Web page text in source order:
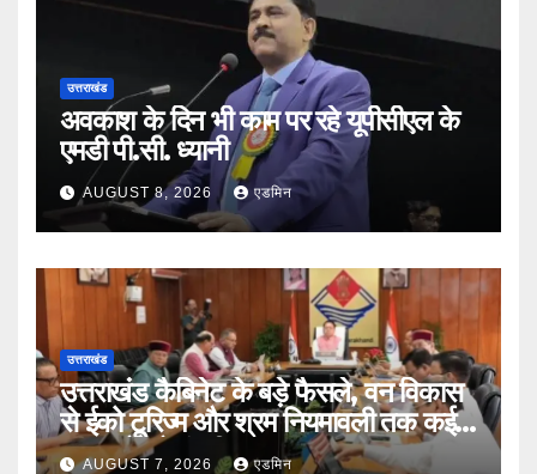
उत्तराखंड
अवकाश के दिन भी काम पर रहे यूपीसीएल के
एमडी पी.सी. ध्यानी
AUGUST 8, 2026 एडमिन
उत्तराखंड
उत्तराखंड कैबिनेट के बड़े फैसले, वन विकास
से ईको टूरिज्म और श्रम नियमावली तक कई
प्रस्तावों को मंजूरी
AUGUST 7, 2026 एडमिन